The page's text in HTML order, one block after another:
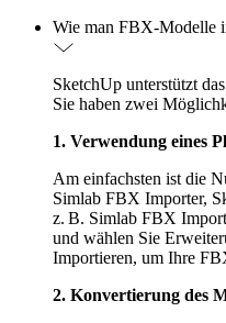
Wie man FBX-Modelle
SketchUp unterstützt
Sie haben zwei
1. Verwendung eines
Am einfachsten ist die
Simlab FBX Importer,
z. B. Simlab FBX
und wählen Sie
Importieren, um Ihre
2. Konvertierung des